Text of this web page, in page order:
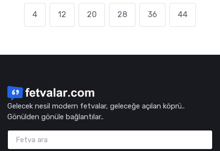
4 12 20 28 36 44
Gelecek nesil modern fetvalar, geleceğe açılan köprü..
Gönülden gönüle bağlantılar..